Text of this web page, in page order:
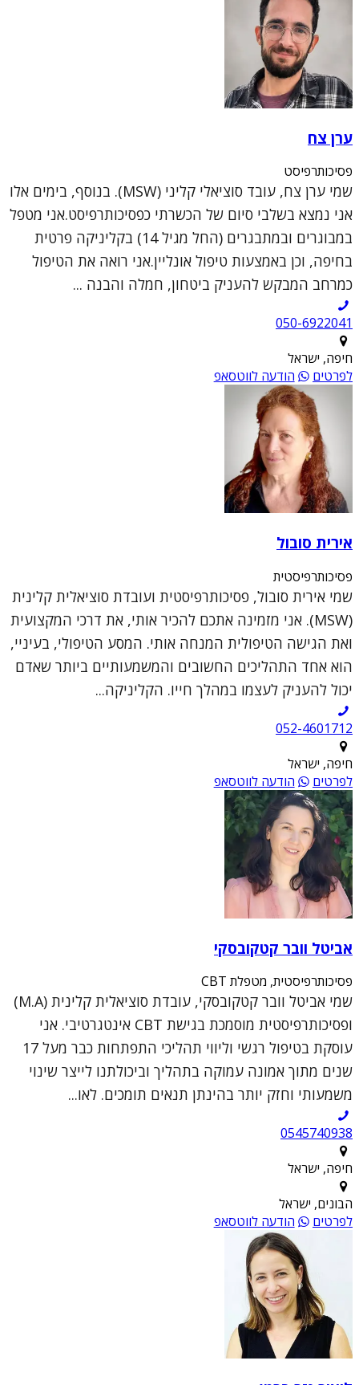
ערן צח
פסיכותרפיסט
שמי ערן צח, עובד סוציאלי קליני (MSW). בנוסף, בימים אלו
אני נמצא בשלבי סיום של הכשרתי כפסיכותרפיסט.אני מטפל
במבוגרים ובמתבגרים (החל מגיל 14) בקליניקה פרטית
בחיפה, וכן באמצעות טיפול אונליין.אני רואה את הטיפול
כמרחב המבקש להעניק ביטחון, חמלה והבנה ...
050-6922041
חיפה, ישראל
לפרטים
הודעה לווטסאפ
אירית סובול
פסיכותרפיסטית
שמי אירית סובול, פסיכותרפיסטית ועובדת סוציאלית קלינית
(MSW). אני מזמינה אתכם להכיר אותי, את דרכי המקצועית
ואת הגישה הטיפולית המנחה אותי. המסע הטיפולי, בעיניי,
הוא אחד התהליכים החשובים והמשמעותיים ביותר שאדם
יכול להעניק לעצמו במהלך חייו. הקליניקה...
052-4601712
חיפה, ישראל
לפרטים
הודעה לווטסאפ
אביטל וובר קטקובסקי
פסיכותרפיסטית, מטפלת CBT
שמי אביטל וובר קטקובסקי, עובדת סוציאלית קלינית (M.A)
ופסיכותרפיסטית מוסמכת בגישת CBT אינטגרטיבי. אני
עוסקת בטיפול רגשי וליווי תהליכי התפתחות כבר מעל 17
שנים מתוך אמונה עמוקה בתהליך וביכולתנו לייצר שינוי
משמעותי וחזק יותר בהינתן תנאים תומכים. לאו...
0545740938
חיפה, ישראל
הבונים, ישראל
לפרטים
הודעה לווטסאפ